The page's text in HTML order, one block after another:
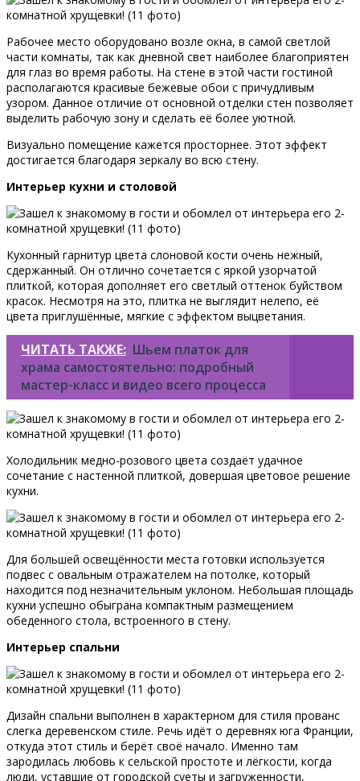
Рабочее место оборудовано возле окна, в самой светлой
части комнаты, так как дневной свет наиболее благоприятен
для глаз во время работы. На стене в этой части гостиной
располагаются красивые бежевые обои с причудливым
узором. Данное отличие от основной отделки стен позволяет
выделить рабочую зону и сделать её более уютной.
Визуально помещение кажется просторнее. Этот эффект
достигается благодаря зеркалу во всю стену.
Интерьер кухни и столовой
Кухонный гарнитур цвета слоновой кости очень нежный,
сдержанный. Он отлично сочетается с яркой узорчатой
плиткой, которая дополняет его светлый оттенок буйством
красок. Несмотря на это, плитка не выглядит нелепо, её
цвета приглушённые, мягкие с эффектом выцветания.
ЧИТАТЬ ТАКЖЕ: Шьем платок для
храма самостоятельно: подробный
мастер-класс и видео всего процесса
Холодильник медно-розового цвета создаёт удачное
сочетание с настенной плиткой, довершая цветовое решение
кухни.
Для большей освещённости места готовки используется
подвес с овальным отражателем на потолке, который
находится под незначительным уклоном. Небольшая площадь
кухни успешно обыграна компактным размещением
обеденного стола, встроенного в стену.
Интерьер спальни
Дизайн спальни выполнен в характерном для стиля прованс
слегка деревенском стиле. Речь идёт о деревнях юга Франции,
откуда этот стиль и берёт своё начало. Именно там
зародилась любовь к сельской простоте и лёгкости, когда
люди, уставшие от городской суеты и загруженности,